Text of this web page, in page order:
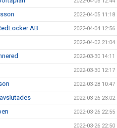
2022-04-05 11:18
AB 2022-04-04 12:56
2022-04-02 21:04
2022-03-30 14:11
2022-03-30 12:17
2022-03-28 10:47
2022-03-26 23:02
2022-03-26 22:55
2022-03-26 22:50